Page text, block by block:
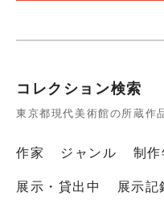
コレクション検索
東京都現代美術館の所蔵作
作家 ジャンル 制
展示・貸出中
展示記